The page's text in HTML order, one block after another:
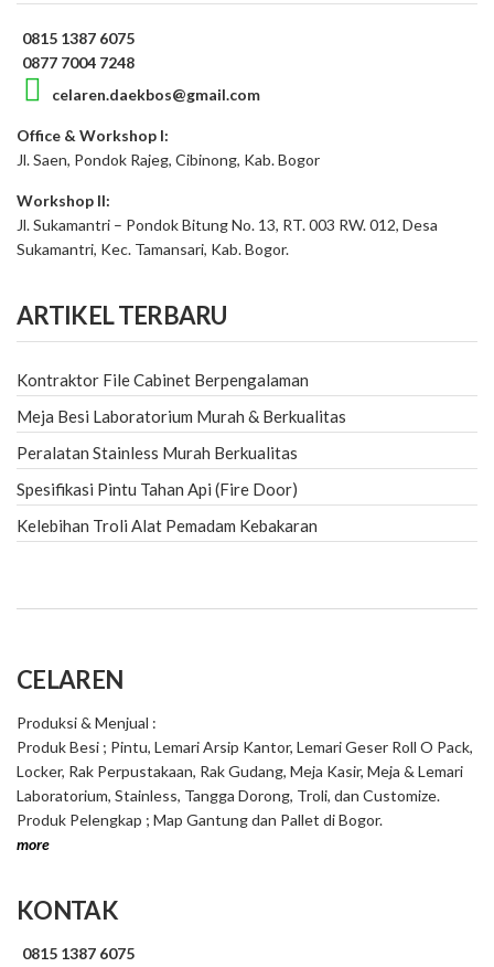
0815 1387 6075
0877 7004 7248
celaren.daekbos@gmail.com
Office & Workshop I:
Jl. Saen, Pondok Rajeg, Cibinong, Kab. Bogor
Workshop II:
Jl. Sukamantri – Pondok Bitung No. 13, RT. 003 RW. 012, Desa
Sukamantri, Kec. Tamansari, Kab. Bogor.
ARTIKEL TERBARU
Kontraktor File Cabinet Berpengalaman
Meja Besi Laboratorium Murah & Berkualitas
Peralatan Stainless Murah Berkualitas
Spesifikasi Pintu Tahan Api (Fire Door)
Kelebihan Troli Alat Pemadam Kebakaran
CELAREN
Produksi & Menjual :
Produk Besi ; Pintu, Lemari Arsip Kantor, Lemari Geser Roll O Pack,
Locker, Rak Perpustakaan, Rak Gudang, Meja Kasir, Meja & Lemari
Laboratorium, Stainless, Tangga Dorong, Troli, dan Customize.
Produk Pelengkap ; Map Gantung dan Pallet di Bogor.
more
KONTAK
0815 1387 6075